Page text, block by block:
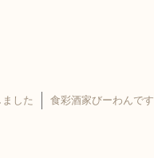
した 食彩酒家びーわんです